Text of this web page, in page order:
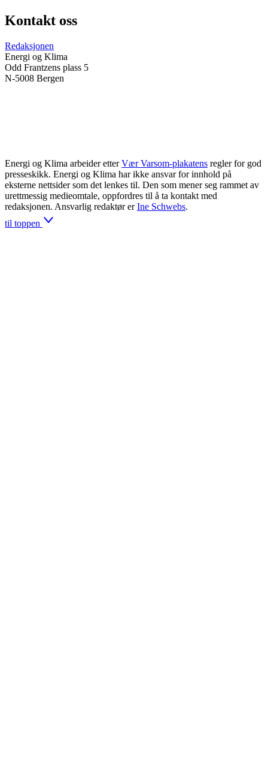
Kontakt oss
Redaksjonen
Energi og Klima
Odd Frantzens plass 5
N-5008 Bergen
Energi og Klima arbeider etter Vær Varsom-plakatens regler for god
presseskikk. Energi og Klima har ikke ansvar for innhold på
eksterne nettsider som det lenkes til. Den som mener seg rammet av
urettmessig medieomtale, oppfordres til å ta kontakt med
redaksjonen. Ansvarlig redaktør er Ine Schwebs.
til toppen